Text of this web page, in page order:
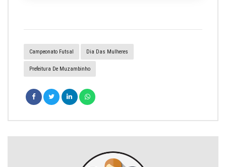
Campeonato Futsal Dia Das Mulheres
Prefeitura De Muzambinho